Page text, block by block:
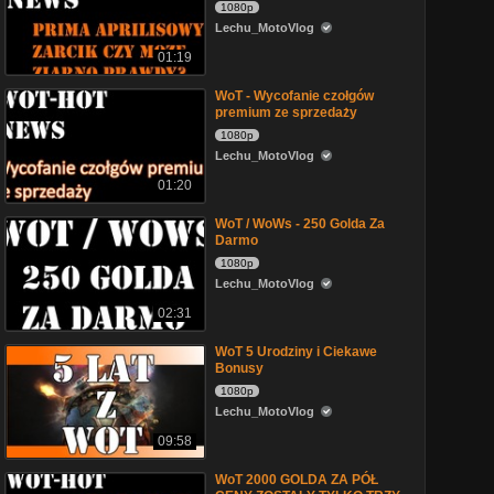
01:19
1080p
Lechu_MotoVlog
01:20
WoT - Wycofanie czołgów
premium ze sprzedaży
1080p
Lechu_MotoVlog
02:31
WoT / WoWs - 250 Golda Za
Darmo
1080p
Lechu_MotoVlog
09:58
WoT 5 Urodziny i Ciekawe
Bonusy
1080p
Lechu_MotoVlog
WoT 2000 GOLDA ZA PÓŁ